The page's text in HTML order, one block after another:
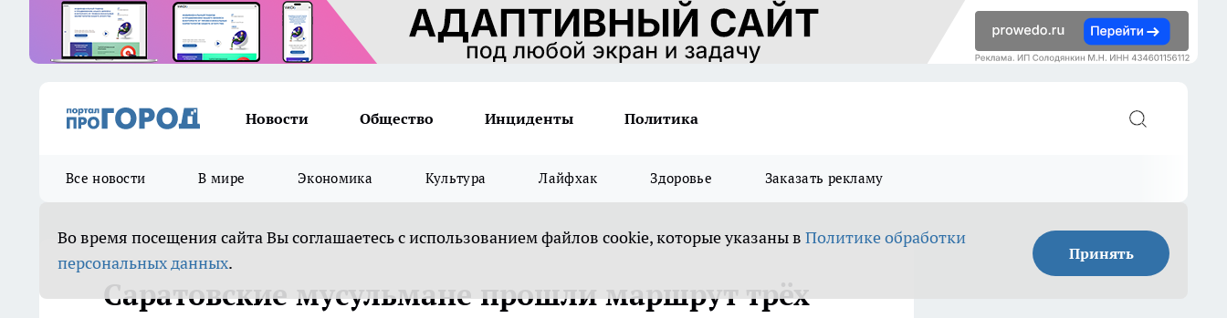
Новости Общество Инциденты Политика
Все новости В мире Экономика Культура Лайфхак Здоровье Заказать рекламу
Во время посещения сайта Вы соглашаетесь с использованием файлов cookie, которые указаны в Политике обработки
персональных данных. Принять
Саратовские мусульмане прошли маршрут трёх